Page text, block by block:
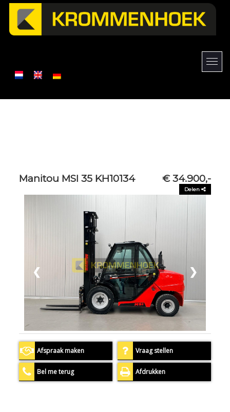
Manitou MSI 35 KH10134 € 34.900,-
Delen
❮ ❯
Afspraak maken Vraag stellen
Bel me terug Afdrukken